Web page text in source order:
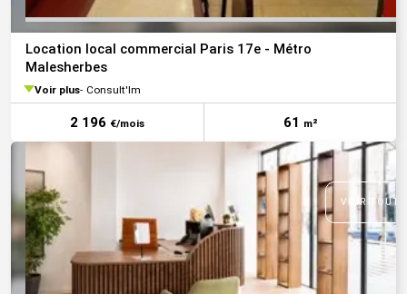
Location local commercial Paris 17e - Métro
Malesherbes
Voir plus Consult'Im
2 196 €/mois 61 m²
VOIR